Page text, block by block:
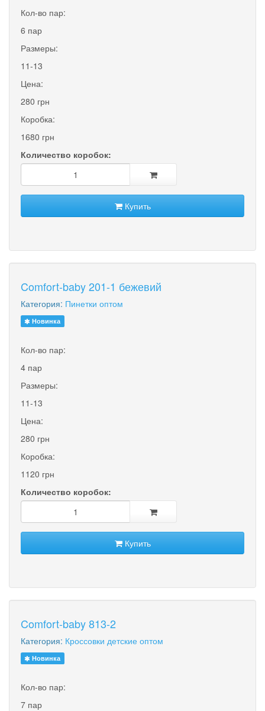
Кол-во пар:
6 пар
Размеры:
11-13
Цена:
280 грн
Коробка:
1680 грн
Количество коробок:
Купить
Comfort-baby 201-1 бежевий
Категория: Пинетки оптом
Новинка
Кол-во пар:
4 пар
Размеры:
11-13
Цена:
280 грн
Коробка:
1120 грн
Количество коробок:
Купить
Comfort-baby 813-2
Категория: Кроссовки детские оптом
Новинка
Кол-во пар:
7 пар